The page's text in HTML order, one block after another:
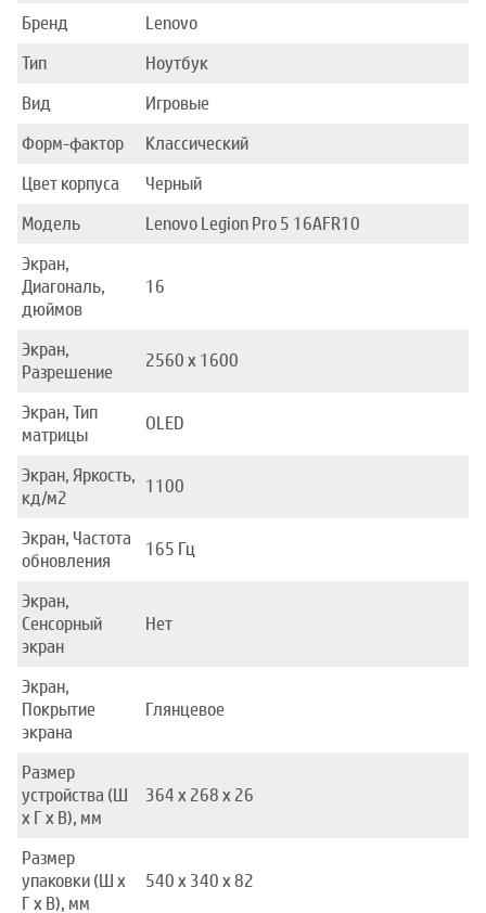
Бренд
Lenovo
Тип
Ноутбук
Вид
Игровые
Форм-фактор
Классический
Цвет корпуса
Черный
Модель
Lenovo Legion Pro 5 16AFR10
Экран,
Диагональ,
дюймов
16
Экран,
Разрешение
2560 x 1600
Экран, Тип
матрицы
OLED
Экран, Яркость,
кд/м2
1100
Экран, Частота
обновления
165 Гц
Экран,
Сенсорный
экран
Нет
Экран,
Покрытие
экрана
Глянцевое
Размер
устройства (Ш
x Г x В), мм
364 x 268 x 26
Размер
упаковки (Ш x
Г x В), мм
540 x 340 x 82